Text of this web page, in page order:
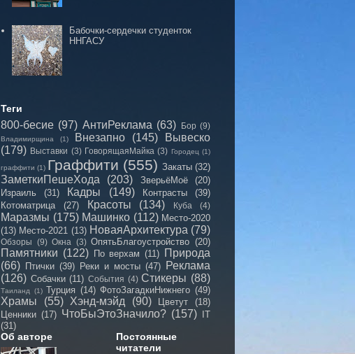
Бабочки-сердечки студенток
ННГАСУ
Теги
800-бесие (97) АнтиРеклама (63) Бор (9)
Владимирщина (1) Внезапно (145)
Вывеско
(179) Выставки (3) ГоворящаяМайка (3) Городец (1)
граффити (1) Граффити (555) Закаты (32)
ЗаметкиПешеХода (203) ЗверьёМоё
(20)
Израиль
(31) Кадры (149) Контрасты
(39)
Котоматрица
(27) Красоты (134) Куба (4)
Маразмы (175) Машинко (112) Место-2020
(13) Место-2021 (13) НоваяАрхитектура (79)
Обзоры (9) Окна (3) ОпятьБлагоустройство (20)
Памятники (122) По верхам (11) Природа
(66) Птички (39) Реки и мосты (47) Реклама
(126) Собачки (11) События (4) Стикеры (88)
Таиланд (1) Турция (14) ФотоЗагадкиНижнего (49)
Храмы (55) Хэнд-мэйд (90) Цветут
(18)
Ценники (17) ЧтоБыЭтоЗначило? (157)
IT
(31)
Об авторе
Постоянные
читатели